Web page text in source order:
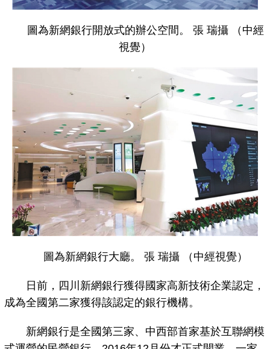
圖為新網銀行開放式的辦公空間。 張 瑞攝 （中經
視覺）
圖為新網銀行大廳。 張 瑞攝 （中經視覺）
日前，四川新網銀行獲得國家高新技術企業認定，
成為全國第二家獲得該認定的銀行機構。
新網銀行是全國第三家、中西部首家基於互聯網模